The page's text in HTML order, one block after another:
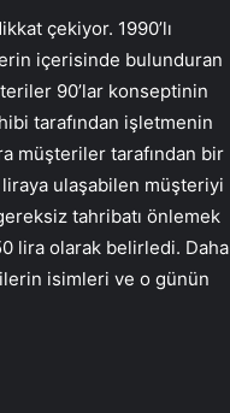
çekiyor. 1990’lı
içerisinde bulunduran
90’lar konseptinin
tarafından işletmenin
müşteriler tarafından bir
ulaşabilen müşteriyi
tahribatı önlemek
lira olarak belirledi. Daha
isimleri ve o günün